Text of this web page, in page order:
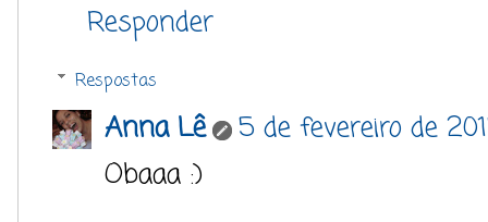
Responder
Respostas
Anna Lê
5 de fevereiro de
Obaaa :)